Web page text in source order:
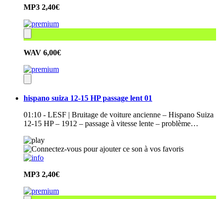
MP3 2,40€
WAV 6,00€
hispano suiza 12-15 HP passage lent 01
01:10 - LESF | Bruitage de voiture ancienne – Hispano Suiza
12-15 HP – 1912 – passage à vitesse lente – problème…
MP3 2,40€